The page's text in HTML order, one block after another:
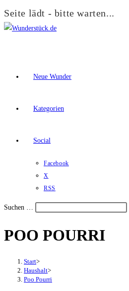
Seite lädt - bitte warten...
Zum
Neue Wunder
Kategorien
Social
Facebook
X
RSS
Suchen …
den
POO POURRI
Start>
Haushalt>
Poo Pourri